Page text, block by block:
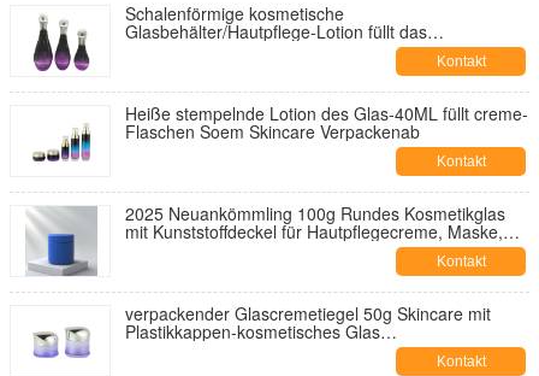
Schalenförmige kosmetische
Glasbehälter/Hautpflege-Lotion füllt das
Kontakt
Heiße stempelnde Lotion des Glas-40ML füllt creme-
Flaschen Soem Skincare Verpackenab
Kontakt
2025 Neuankömmling 100g Rundes Kosmetikglas
mit Kunststoffdeckel für Hautpflegecreme, Maske,
Augen- & Gesichtscreme - OEM-Service verfügbar
Kontakt
verpackender Glascremetiegel 50g Skincare mit
Plastikkappen-kosmetisches Glas
kundengebundenem Logo und Malerei Kontakt